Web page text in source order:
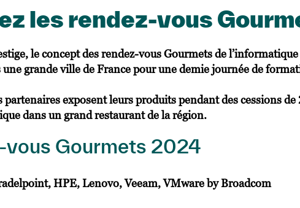
les rendez-vous
le concept des rendez-vous Gourmets de
une grande ville de France pour une demie journée de
partenaires exposent leurs produits pendant des cessions
dans un grand restaurant de la région.
vous Gourmets 2024
HPE, Lenovo, Veeam, VMware by Broadcom